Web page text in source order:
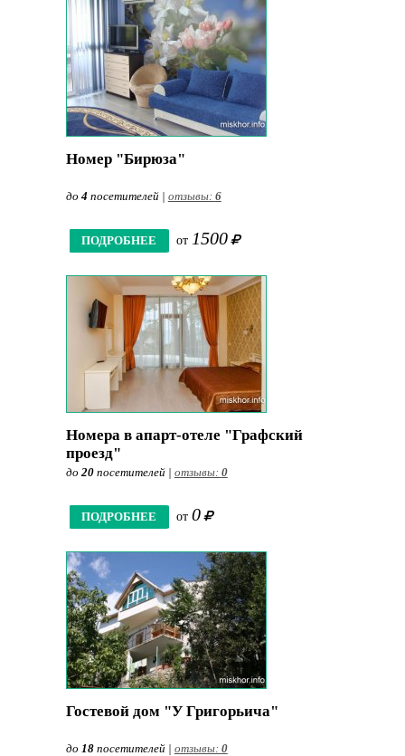
Номер "Бирюза"
до 4 посетителей | отзывы: 6
ПОДРОБНЕЕ от 1500
Номера в апарт-отеле "Графский
проезд"
до 20посетителей | отзывы: 0
ПОДРОБНЕЕ от 0
Гостевой дом "У Григорьича"
до 18посетителей | отзывы: 0